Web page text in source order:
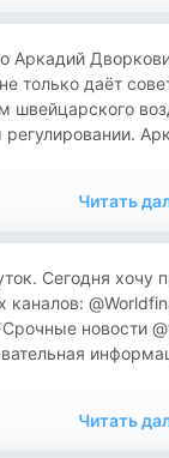
Аркадий
только даёт
швейцарского
Читать
Сегодня хочу
каналов:
новости
Читать